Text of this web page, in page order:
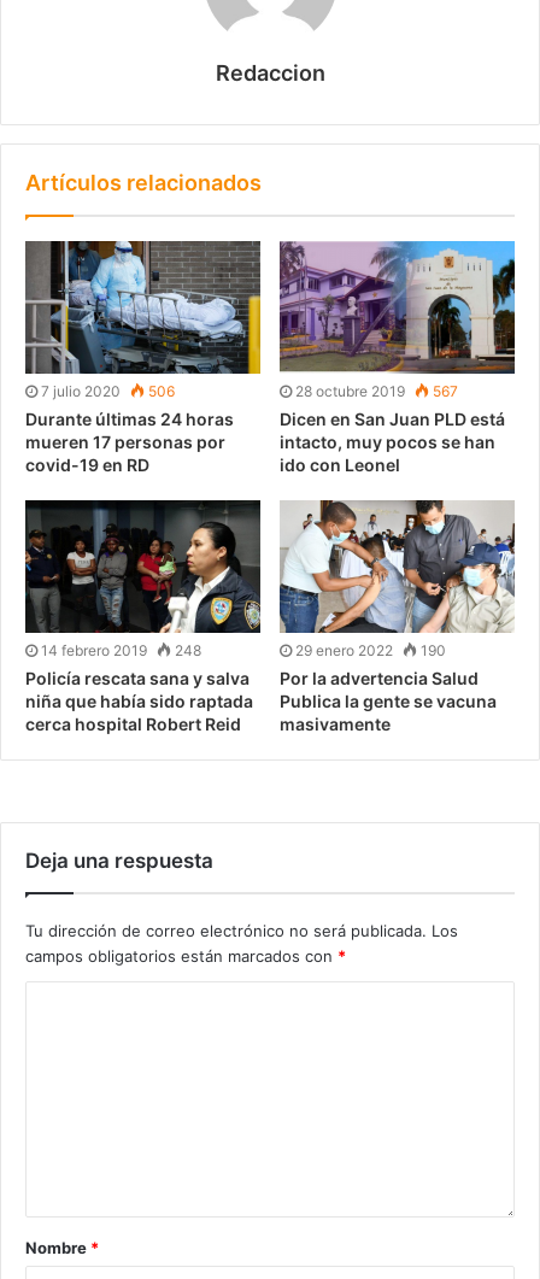
Redaccion
Artículos relacionados
7 julio 2020 506
Durante últimas 24 horas
mueren 17 personas por
covid-19 en RD
28 octubre 2019 567
Dicen en San Juan PLD está
intacto, muy pocos se han
ido con Leonel
14 febrero 2019 248
Policía rescata sana y salva
niña que había sido raptada
cerca hospital Robert Reid
29 enero 2022 190
Por la advertencia Salud
Publica la gente se vacuna
masivamente
Deja una respuesta
Tu dirección de correo electrónico no será publicada. Los
campos obligatorios están marcados con *
Nombre *